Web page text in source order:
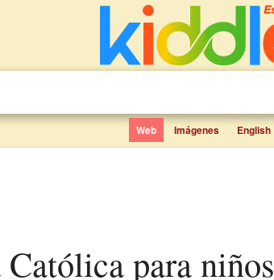
Web Imágenes English
Católica para niños